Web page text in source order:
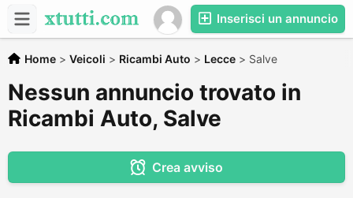
Inserisci un annuncio
Home > Veicoli > Ricambi Auto > Lecce > Salve
Nessun annuncio trovato in
Ricambi Auto, Salve
Crea avviso